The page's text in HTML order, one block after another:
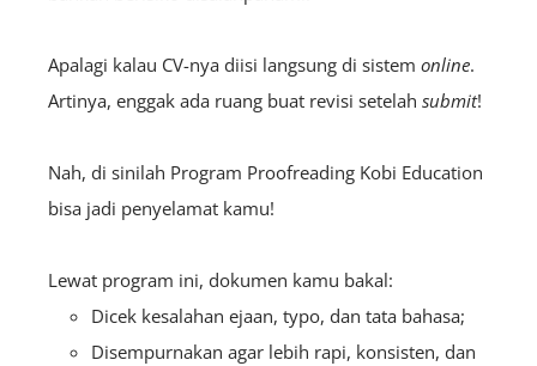
Apalagi kalau CV-nya diisi langsung di sistem online.
Artinya, enggak ada ruang buat revisi setelah submit!
Nah, di sinilah Program Proofreading Kobi Education
bisa jadi penyelamat kamu!
Lewat program ini, dokumen kamu bakal:
Dicek kesalahan ejaan, typo, dan tata bahasa;
Disempurnakan agar lebih rapi, konsisten, dan